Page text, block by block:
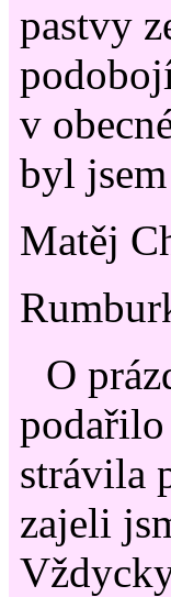
pastvy
v
byl
Matěj
O
podařilo
strávila
zajeli